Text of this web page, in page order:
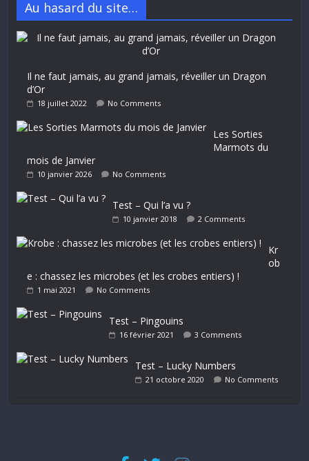
Au hasard du site…
Il ne faut jamais, au grand jamais, réveiller un Dragon
d’Or
18 juillet 2022 No Comments
Les Sorties
Marmots du
mois de Janvier
10 janvier 2026 No Comments
Test – Qui l’a vu ?
10 janvier 2018 2 Comments
Kr
ob
e : chassez les microbes (et les crobes entiers) !
1 mai 2021 No Comments
Test – Pingouins
16 février 2021 3 Comments
Test – Lucky Numbers
21 octobre 2020 No Comments